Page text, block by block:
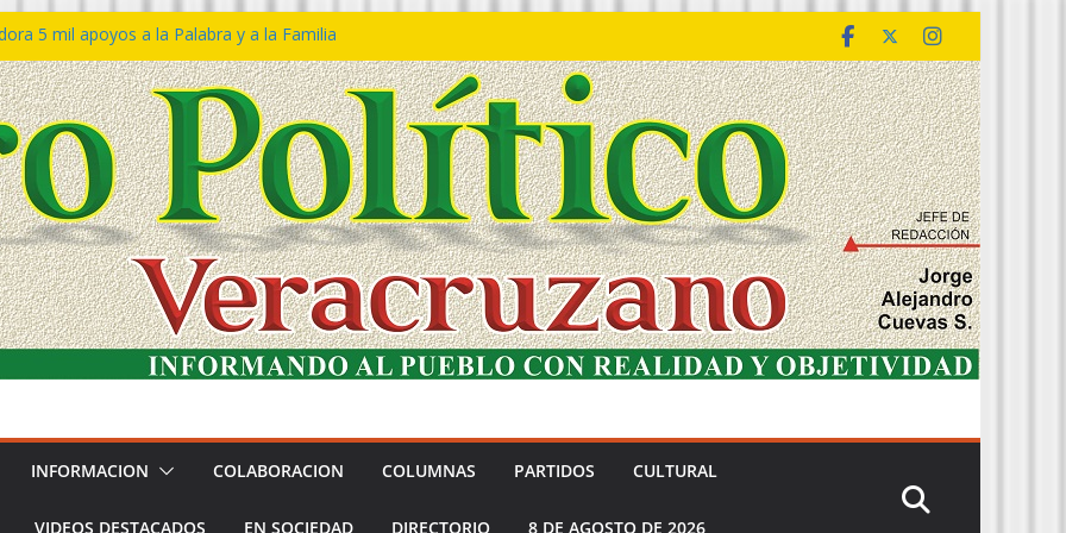
5 mil apoyos a la Palabra y a la Familia
Declaraciones de Procedencia en contra
𝙂𝙤𝙗𝙞𝙚𝙧𝙣𝙤 𝙙𝙚𝙡 𝙀𝙨𝙩𝙖𝙙𝙤 𝙖 𝙙𝙞𝙨𝙛𝙧𝙪𝙩𝙖𝙧
𝙙𝙚𝙡 𝙈𝙖𝙧 𝙚𝙣 𝘾𝙤𝙖𝙩𝙯𝙖𝙘𝙤𝙖𝙡𝙘𝙤𝙨
de policías con vocación de servicio y
SSP
Bravo rechaza acusaciones y asegura que
solicitud de desafuero
INFORMACION COLABORACION COLUMNAS PARTIDOS CULTURAL
VIDEOS DESTACADOS EN SOCIEDAD DIRECTORIO 8 DE AGOSTO DE 2026